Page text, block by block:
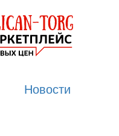
Новости